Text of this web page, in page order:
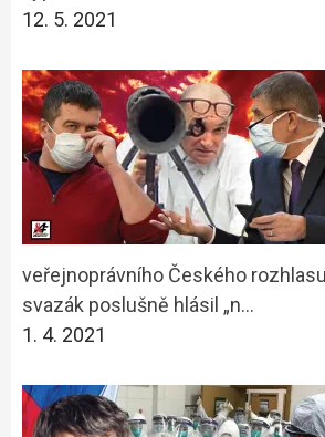
12. 5. 2021
veřejnoprávního Českého
svazák poslušně hlásil „n…
1. 4. 2021